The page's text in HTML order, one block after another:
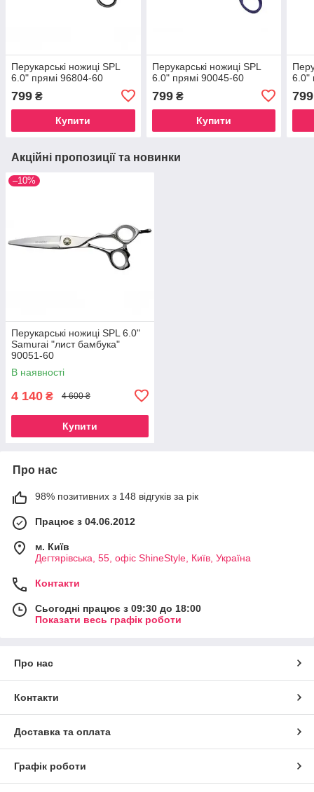
Перукарські ножиці SPL
6.0" прямі 96804-60
799 ₴
Купити
Перукарські ножиці SPL
6.0" прямі 90045-60
799₴
Купити
6.0"
799
Акційні пропозиції та новинки
–10%
Перукарські ножиці SPL 6.0"
Samurai "лист бамбука"
90051-60
В наявності
4 140 ₴ 4 600 ₴
Купити
Про нас
98% позитивних з 148 відгуків за рік
Працює з 04.06.2012
м. Київ
Дегтярівська, 55, офіc ShineStyle, Київ, Україна
Контакти
Сьогодні працює з 09:30 до 18:00
Показати весь графік роботи
Про нас
Контакти
Доставка та оплата
Графік роботи